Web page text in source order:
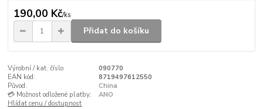
190,00 Kč/ks
Přidat do košíku
Výrobní / kat. číslo
090770
EAN kód:
8719497612550
Původ:
China
💳 Možnost odložené platby:
ANO
Hlídat cenu / dostupnost